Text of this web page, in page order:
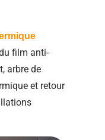
film anti-
arbre de
et retour